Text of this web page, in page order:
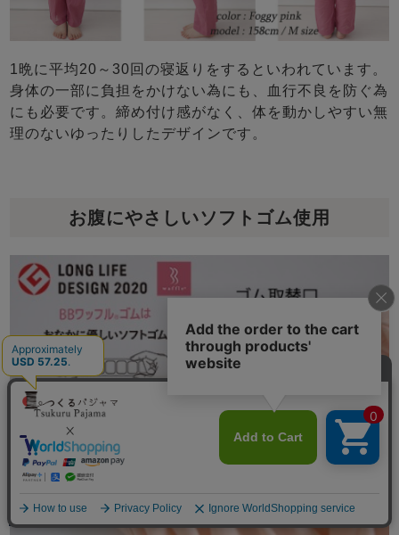
メニュー
1晩に平均20～30回の寝返りをするといわれています。
身体の一部に負担をかけない為にも、血行不良を防ぐ為
にも必要です。締め付け感がなく、体を動かしやすい無
理のないゆったりしたデザインです。
お腹にやさしいソフトゴム使用